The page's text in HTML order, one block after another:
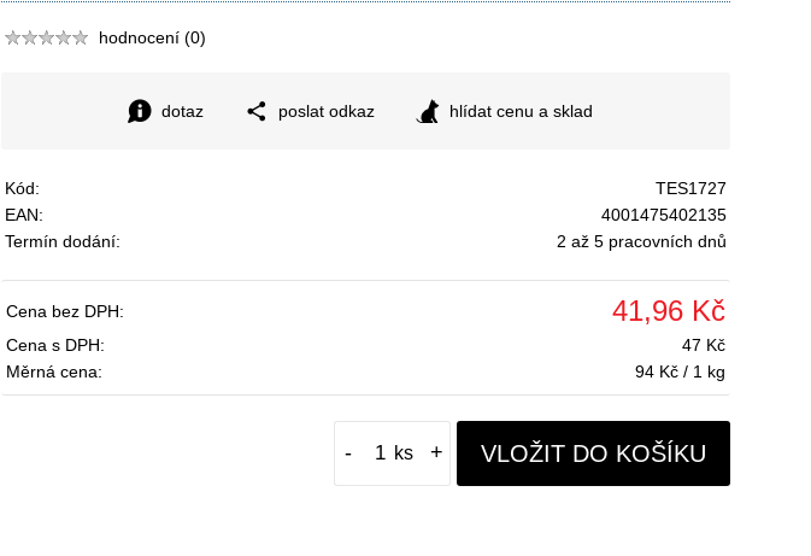
hodnocení (0)
dotaz poslat odkaz hlídat cenu a sklad
Kód:
TES1727
EAN:
4001475402135
Termín dodání:
2 až 5 pracovních dnů
Cena bez DPH: 41,96 Kč
Cena s DPH:
47 Kč
Měrná cena:
94 Kč / 1 kg
- + VLOŽIT DO KOŠÍKU